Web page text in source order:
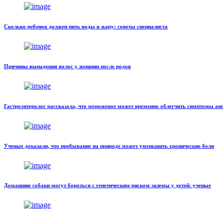
Сколько ребенок должен пить воды в жару: советы специалиста
Причины выпадения волос у женщин после родов
Гастроэнтеролог рассказала, что мороженое может временно облегчить симптомы
Ученые доказали, что пребывание на природе может уменьшить хронические боли
Домашние собаки могут бороться с генетическим риском экземы у детей: ученые